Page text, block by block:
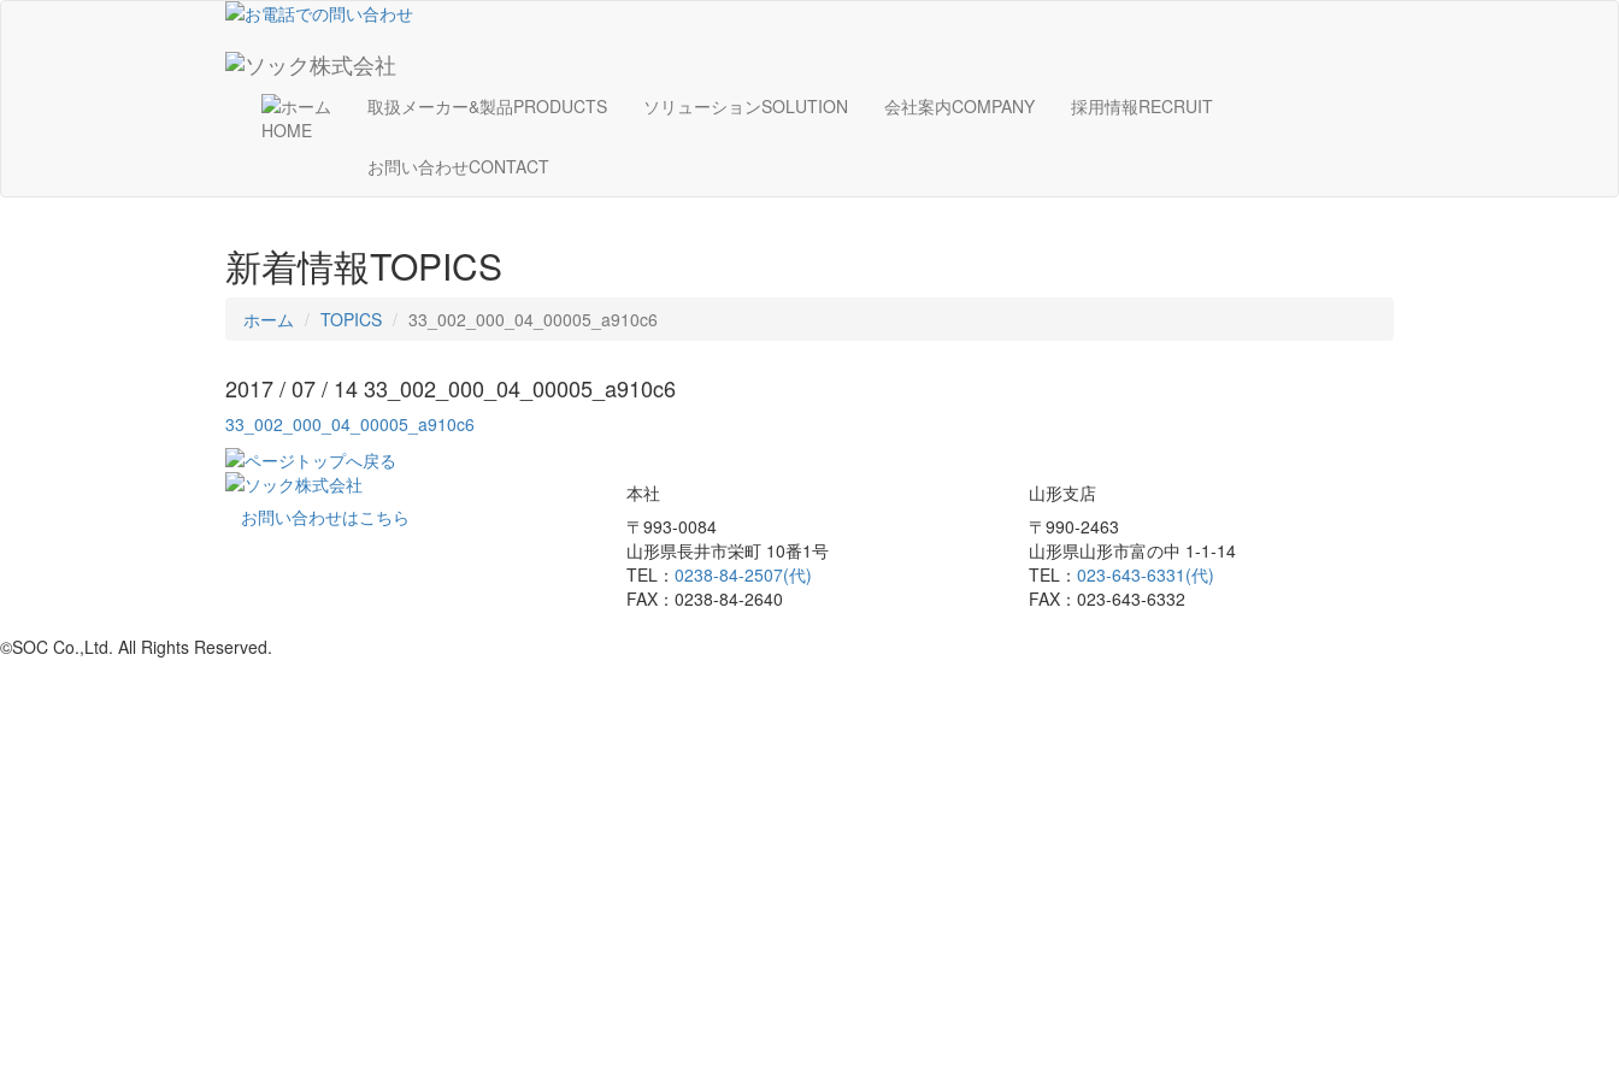
HOME
取扱メーカー&製品PRODUCTS ソリューションSOLUTION 会社案内COMPANY 採用情報RECRUIT
お問い合わせCONTACT
新着情報TOPICS
ホーム TOPICS 33_002_000_04_00005_a910c6
2017 / 07 / 1433_002_000_04_00005_a910c6
33_002_000_04_00005_a910c6
お問い合わせはこちら
本社
〒993-0084
山形県長井市栄町 10番1号
TEL：0238-84-2507(代)
FAX：0238-84-2640
山形支店
〒990-2463
山形県山形市富の中 1-1-14
TEL： 023-643-6331(代)
FAX：023-643-6332
©SOC Co.,Ltd. All Rights Reserved.